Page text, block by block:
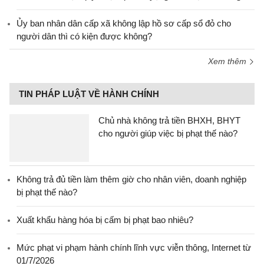
Ủy ban nhân dân cấp xã không lập hồ sơ cấp sổ đỏ cho
người dân thì có kiện được không?
Xem thêm
TIN PHÁP LUẬT VỀ HÀNH CHÍNH
Chủ nhà không trả tiền BHXH, BHYT
cho người giúp việc bị phạt thế nào?
Không trả đủ tiền làm thêm giờ cho nhân viên, doanh nghiệp
bị phạt thế nào?
Xuất khẩu hàng hóa bị cấm bị phạt bao nhiêu?
Mức phạt vi phạm hành chính lĩnh vực viễn thông, Internet từ
01/7/2026